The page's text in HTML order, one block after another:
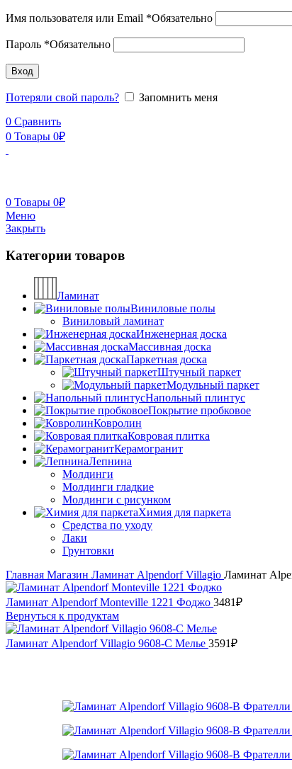
Имя пользователя или Email *Обязательно
Пароль *Обязательно
Вход
Потеряли свой пароль?
Запомнить меня
0 Сравнить
0 Товары 0₽
0 Товары 0₽
Меню
Закрыть
Категории товаров
Ламинат
Виниловые полы
Виниловый ламинат
Инженерная доска
Массивная доска
Паркетная доска
Штучный паркет
Модульный паркет
Напольный плинтус
Покрытие пробковое
Ковролин
Ковровая плитка
Керамогранит
Лепнина
Молдинги
Молдинги гладкие
Молдинги с рисунком
Химия для паркета
Средства по уходу
Лаки
Грунтовки
Главная Магазин Ламинат AlpendorfVillagio Ламинат
Ламинат Alpendorf Monteville 1221 Фоджо 3481₽
Вернуться к продуктам
Ламинат Alpendorf Villagio 9608-С Мелье 3591₽